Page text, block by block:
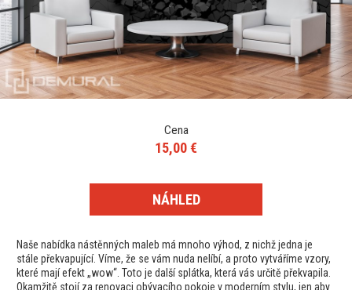
Cena
15,00 €
NÁHLED
Naše nabídka nástěnných maleb má mnoho výhod, z nichž jedna je
stále překvapující. Víme, že se vám nuda nelíbí, a proto vytváříme vzory,
které mají efekt „wow“. Toto je další splátka, která vás určitě překvapila.
Okamžitě stojí za renovaci obývacího pokoje v moderním stylu, jen aby